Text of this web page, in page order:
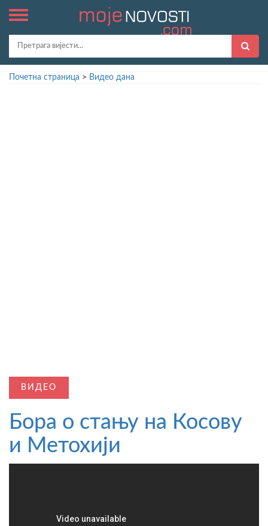
Почетна страница > Видео дана
ВИДЕО
Бора о стању на Косову
и Метохији